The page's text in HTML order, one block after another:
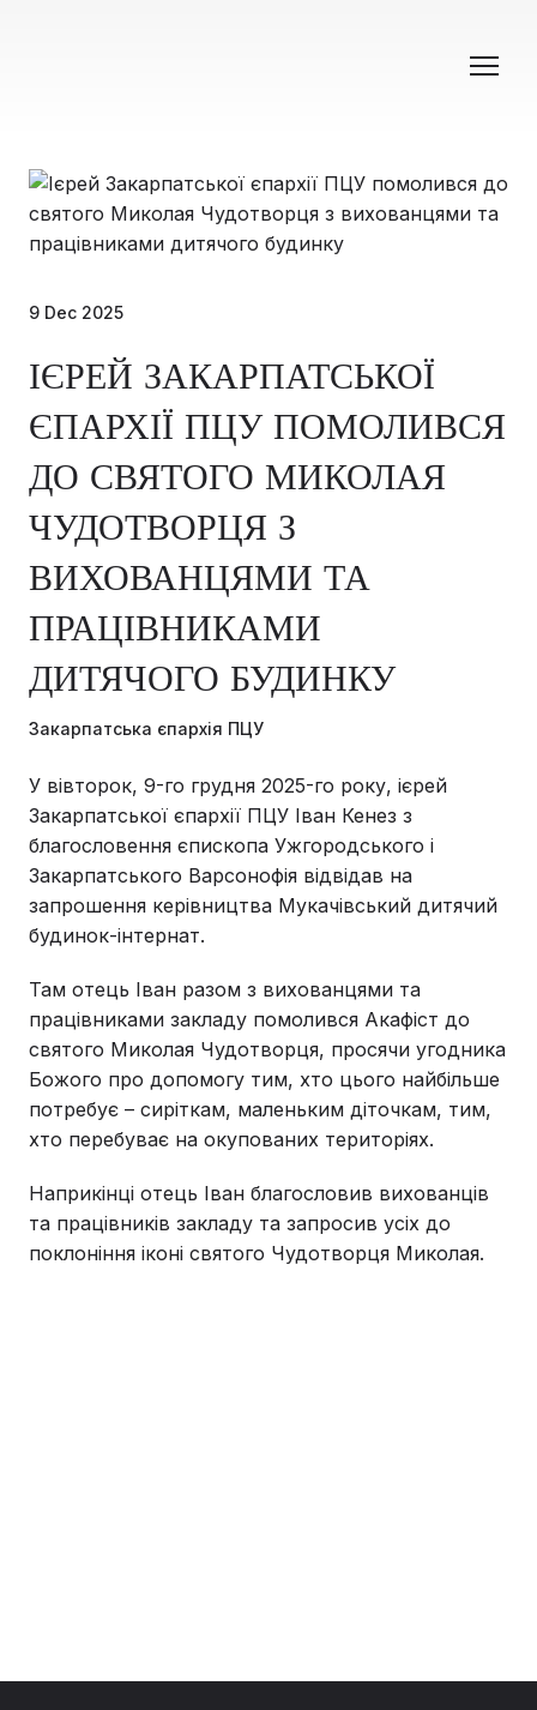
9 Dec 2025
ІЄРЕЙ ЗАКАРПАТСЬКОЇ
ЄПАРХІЇ ПЦУ ПОМОЛИВСЯ
ДО СВЯТОГО МИКОЛАЯ
ЧУДОТВОРЦЯ З
ВИХОВАНЦЯМИ ТА
ПРАЦІВНИКАМИ
ДИТЯЧОГО БУДИНКУ
Закарпатська єпархія ПЦУ
У вівторок, 9-го грудня 2025-го року, ієрей
Закарпатської єпархії ПЦУ Іван Кенез з
благословення єпископа Ужгородського і
Закарпатського Варсонофія відвідав на
запрошення керівництва Мукачівський дитячий
будинок-інтернат.
Там отець Іван разом з вихованцями та
працівниками закладу помолився Акафіст до
святого Миколая Чудотворця, просячи угодника
Божого про допомогу тим, хто цього найбільше
потребує – сиріткам, маленьким діточкам, тим,
хто перебуває на окупованих територіях.
Наприкінці отець Іван благословив вихованців
та працівників закладу та запросив усіх до
поклоніння іконі святого Чудотворця Миколая.